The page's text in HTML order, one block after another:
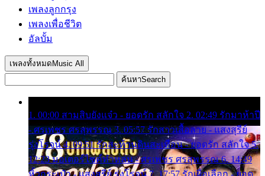
เพลงลูกกรุง
เพลงเพื่อชีวิต
อัลบั้ม
เพลงทั้งหมด Music All
ค้นหาSearch
1. 00:00 สามสิบยังแจ๋ว - ยอดรัก สลักใจ 2. 02:49 รักมาห้าปี
- ศรเพชร ศรสุพรรณ 3. 05:57 รักสาวเสื้อลาย - แสงสุรีย์
รุ่งโรจน์ 4. 09:51 รักสะท้านดินสะเทือน - ยอดรัก สลักใจ 5.
12:23 มอเตอร์ไซค์ทำหล่น - ศรเพชร ศรสุพรรณ 6. 14:49
หิ้วกระเป๋า - แสงสุรีย์ รุ่งโรจน์ 7. 17:57 รักเผื่อเลือก - ยอด